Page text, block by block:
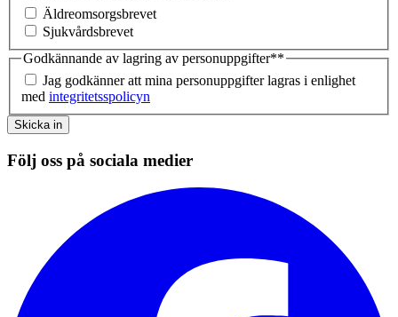
Äldreomsorgsbrevet
Sjukvårdsbrevet
Godkännande av lagring av personuppgifter**
Jag godkänner att mina personuppgifter lagras i enlighet
med integritetsspolicyn
Skicka in
Följ oss på sociala medier